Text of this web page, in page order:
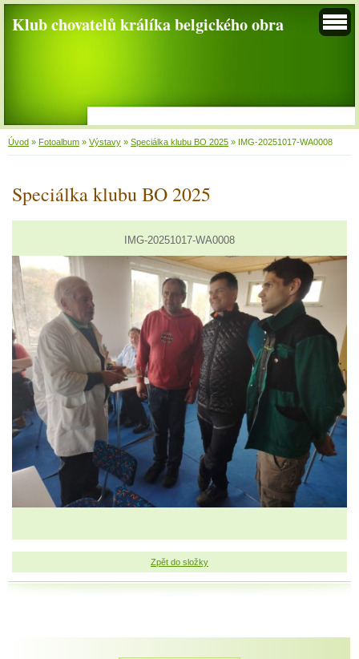
Klub chovatelů králíka belgického obra
Úvod » Fotoalbum » Výstavy » Speciálka klubu BO 2025 » IMG-20251017-WA0008
Speciálka klubu BO 2025
IMG-20251017-WA0008
Zpět do složky